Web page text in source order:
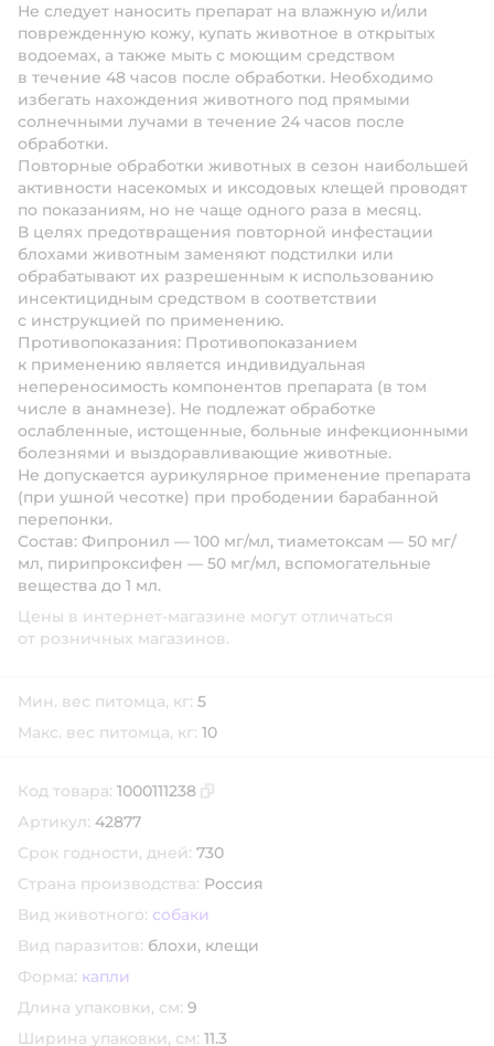
Не следует наносить препарат на влажную и/или
поврежденную кожу, купать животное в открытых
водоемах, а также мыть с моющим средством
в течение 48 часов после обработки. Необходимо
избегать нахождения животного под прямыми
солнечными лучами в течение 24 часов после
обработки.
Повторные обработки животных в сезон наибольшей
активности насекомых и иксодовых клещей проводят
по показаниям, но не чаще одного раза в месяц.
В целях предотвращения повторной инфестации
блохами животным заменяют подстилки или
обрабатывают их разрешенным к использованию
инсектицидным средством в соответствии
с инструкцией по применению.
Противопоказания: Противопоказанием
к применению является индивидуальная
непереносимость компонентов препарата (в том
числе в анамнезе). Не подлежат обработке
ослабленные, истощенные, больные инфекционными
болезнями и выздоравливающие животные.
Не допускается аурикулярное применение препарата
(при ушной чесотке) при прободении барабанной
перепонки.
Состав: Фипронил — 100 мг/мл, тиаметоксам — 50 мг/
мл, пирипроксифен — 50 мг/мл, вспомогательные
вещества до 1 мл.
Цены в интернет-магазине могут отличаться
от розничных магазинов.
Мин. вес питомца, кг: 5
Макс. вес питомца, кг: 10
Код товара: 1000111238
Артикул: 42877
Срок годности, дней: 730
Страна производства: Россия
Вид животного: собаки
Вид паразитов: блохи, клещи
Форма: капли
Длина упаковки, см: 9
Ширина упаковки, см: 11.3